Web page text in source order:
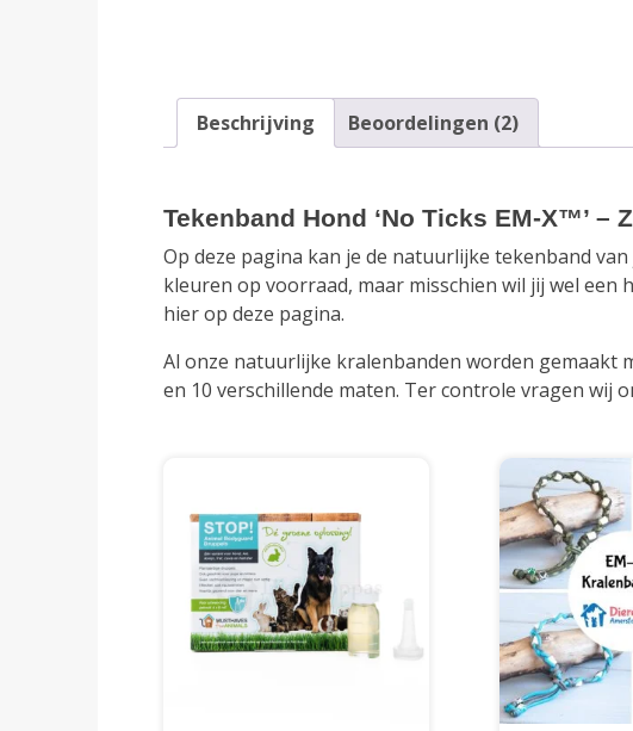
Beschrijving Beoordelingen (2)
Tekenband Hond ‘No Ticks EM-X™’ –
Op deze pagina kan je de natuurlijke tekenband
kleuren op voorraad, maar misschien wil jij wel
hier op deze pagina.
Al onze natuurlijke kralenbanden worden gemaakt
en 10 verschillende maten. Ter controle vragen wij